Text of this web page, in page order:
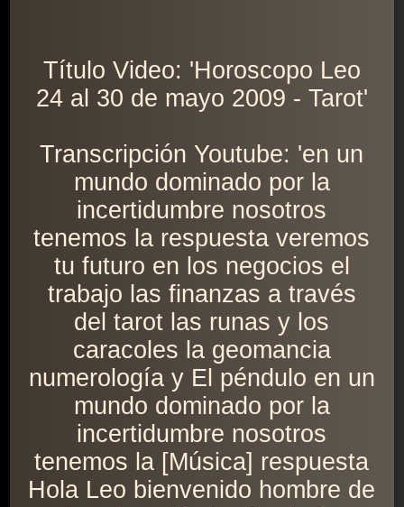
Título Video: 'Horoscopo Leo
24 al 30 de mayo 2009 - Tarot'
Transcripción Youtube: 'en un
mundo dominado por la
incertidumbre nosotros
tenemos la respuesta veremos
tu futuro en los negocios el
trabajo las finanzas a través
del tarot las runas y los
caracoles la geomancia
numerología y El péndulo en un
mundo dominado por la
incertidumbre nosotros
tenemos la [Música] respuesta
Hola Leo bienvenido hombre de